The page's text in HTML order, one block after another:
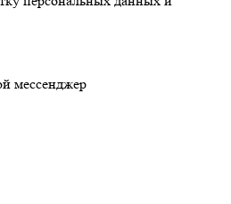
мессенджер